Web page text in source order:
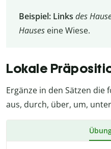
Beispiel: Links des
Hauseseine Wiese.
Lokale
Ergänze in den Sätzen die
aus, durch, über, um,